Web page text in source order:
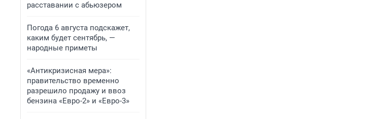
расставании с абьюзером
Погода 6 августа подскажет,
каким будет сентябрь, —
народные приметы
«Антикризисная мера»:
правительство временно
разрешило продажу и ввоз
бензина «Евро-2» и «Евро-3»